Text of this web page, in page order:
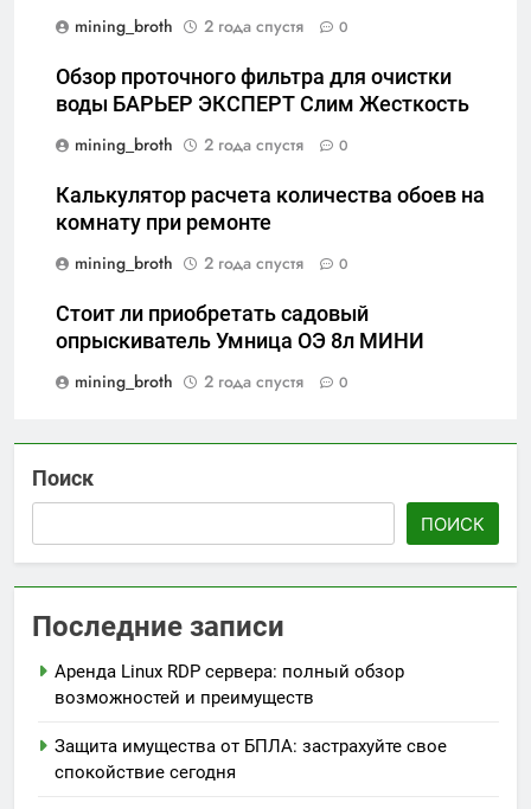
mining_broth
2 года спустя 0
Обзор проточного фильтра для очистки
воды БАРЬЕР ЭКСПЕРТ Слим Жесткость
mining_broth
2 года спустя 0
Калькулятор расчета количества обоев на
комнату при ремонте
mining_broth
2 года спустя 0
Стоит ли приобретать садовый
опрыскиватель Умница ОЭ 8л МИНИ
mining_broth
2 года спустя 0
Поиск
ПОИСК
Последние записи
Аренда Linux RDP сервера: полный обзор
возможностей и преимуществ
Защита имущества от БПЛА: застрахуйте свое
спокойствие сегодня